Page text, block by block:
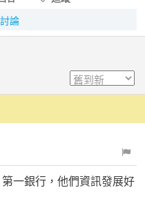
論
一銀行，他們資訊發展好